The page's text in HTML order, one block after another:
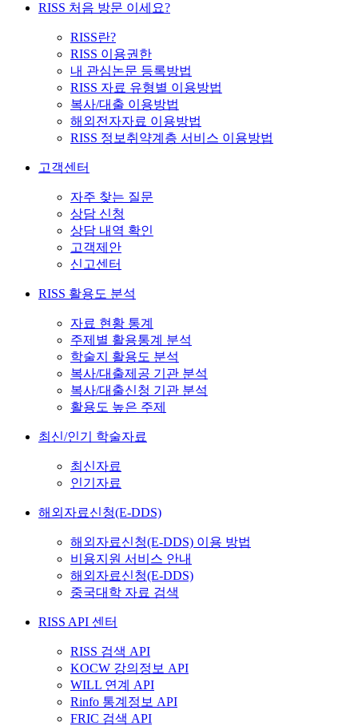
RISS 처음 방문 이세요?
RISS란?
RISS 이용권한
내 관심논문 등록방법
RISS 자료 유형별 이용방법
복사/대출 이용방법
해외전자자료 이용방법
RISS 정보취약계층 서비스 이용방법
고객센터
자주 찾는 질문
상담 신청
상담 내역 확인
고객제안
신고센터
RISS 활용도 분석
자료 현황 통계
주제별 활용통계 분석
학술지 활용도 분석
복사/대출제공 기관 분석
복사/대출신청 기관 분석
활용도 높은 주제
최신/인기 학술자료
최신자료
인기자료
해외자료신청(E-DDS)
해외자료신청(E-DDS) 이용 방법
비용지원 서비스 안내
해외자료신청(E-DDS)
중국대학 자료 검색
RISS API 센터
RISS 검색 API
KOCW 강의정보 API
WILL 연계 API
Rinfo 통계정보 API
FRIC 검색 API